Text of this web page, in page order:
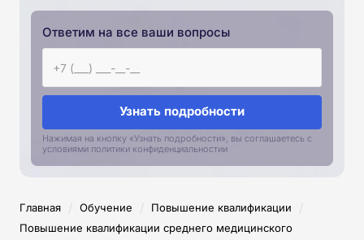
Ответим на все ваши вопросы
Узнать подробности
Нажимая на кнопку «Узнать подробности», вы соглашаетесь с
условиями политики конфиденциальностии
Главная / Обучение / Повышение квалификации /
Повышение квалификации среднего медицинского